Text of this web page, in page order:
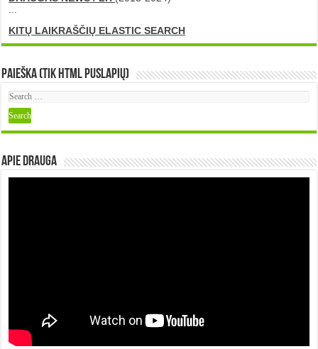
KITŲ LAIKRAŠČIŲ ELASTIC SEARCH
Paieška (tik HTML puslapių)
Apie DRAUGA